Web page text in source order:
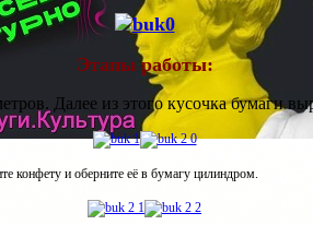
Этапы работы:
Далее из этого кусочка бумаги
конфету и оберните её в бумагу цилиндром.